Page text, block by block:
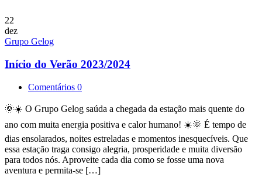
22
dez
Grupo Gelog
Início do Verão 2023/2024
Comentários 0
🌞☀️ O Grupo Gelog saúda a chegada da estação mais quente do
ano com muita energia positiva e calor humano! ☀️🌞 É tempo de
dias ensolarados, noites estreladas e momentos inesquecíveis. Que
essa estação traga consigo alegria, prosperidade e muita diversão
para todos nós. Aproveite cada dia como se fosse uma nova
aventura e permita-se […]